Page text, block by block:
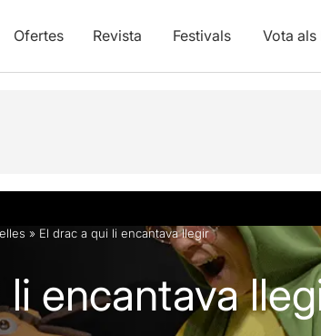
Ofertes Revista Festivals Vota als
» El drac a qui li encantava llegir
li encantava